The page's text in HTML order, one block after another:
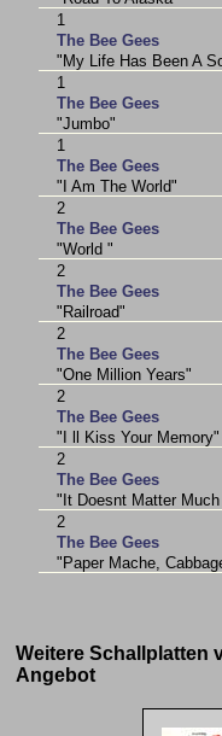
1
The Bee Gees
"My Life Has Been A
1
The Bee Gees
"Jumbo"
1
The Bee Gees
"I Am The World"
2
The Bee Gees
"World "
2
The Bee Gees
"Railroad"
2
The Bee Gees
"One Million Years"
2
The Bee Gees
"I ll Kiss Your Memory"
2
The Bee Gees
"It Doesnt Matter Much
2
The Bee Gees
"Paper Mache,
Weitere Schallplatten
Angebot